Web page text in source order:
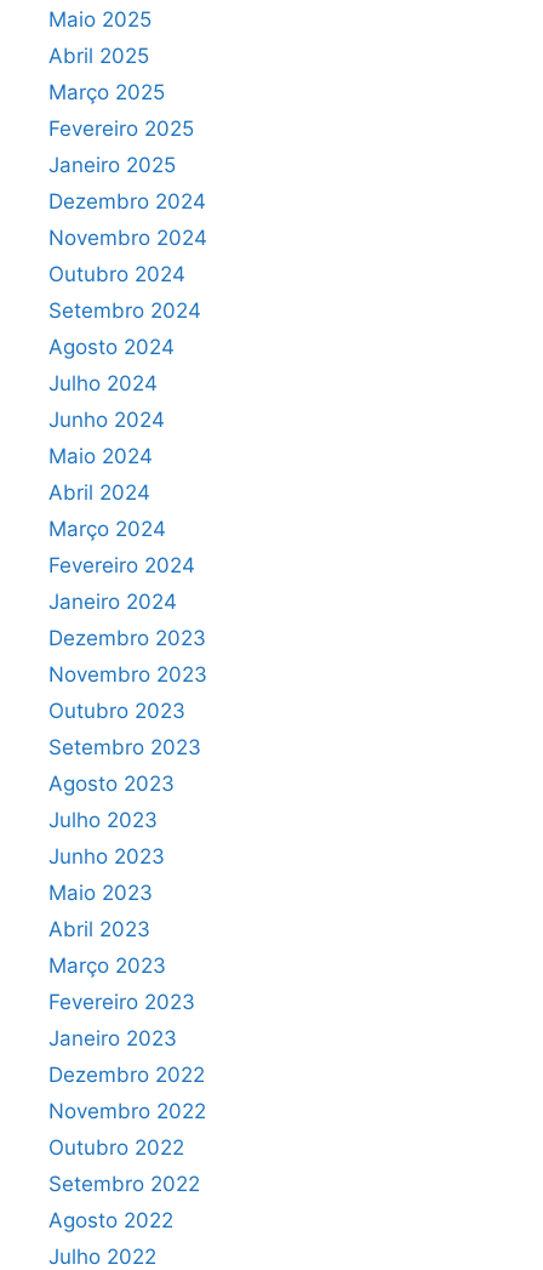
Maio 2025
Abril 2025
Março 2025
Fevereiro 2025
Janeiro 2025
Dezembro 2024
Novembro 2024
Outubro 2024
Setembro 2024
Agosto 2024
Julho 2024
Junho 2024
Maio 2024
Abril 2024
Março 2024
Fevereiro 2024
Janeiro 2024
Dezembro 2023
Novembro 2023
Outubro 2023
Setembro 2023
Agosto 2023
Julho 2023
Junho 2023
Maio 2023
Abril 2023
Março 2023
Fevereiro 2023
Janeiro 2023
Dezembro 2022
Novembro 2022
Outubro 2022
Setembro 2022
Agosto 2022
Julho 2022